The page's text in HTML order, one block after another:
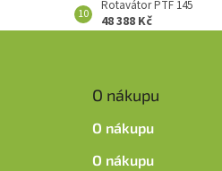
Rotavátor PTF 145
48 388 Kč
O nákupu
O nákupu
O nákupu